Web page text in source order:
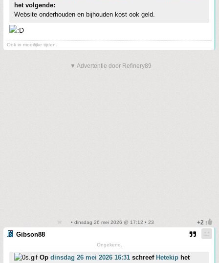
het volgende:
Website onderhouden en bijhouden kost ook geld.
Ook in moeilijke tijden.
▼ Advertentie door Refinery89
• dinsdag 26 mei 2026 @ 17:12 • 23
Gibson88
Ongekend.
Op dinsdag 26 mei 2026 16:31 schreef Hetekip het